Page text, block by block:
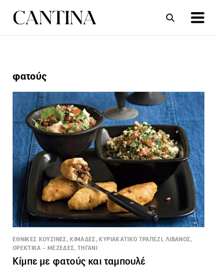
φατούς
ΕΘΝΙΚΕΣ ΚΟΥΖΙΝΕΣ, ΚΙΜΑΔΕΣ, ΚΥΡΙΑΚΑΤΙΚΟ ΤΡΑΠΕΖΙ, ΛΙΒΑΝΟΣ,
ΟΡΕΚΤΙΚΑ – ΜΕΖΕΔΕΣ, ΤΗΓΑΝΙ
Κίμπε με φατούς και ταμπουλέ